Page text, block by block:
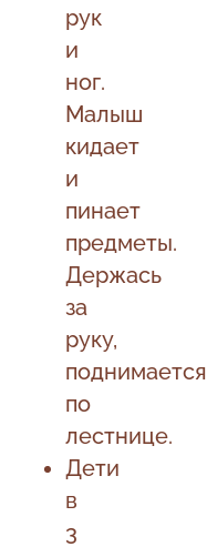
рук
и
ног.
Малыш
кидает
и
пинает
предметы.
Держась
за
руку,
поднимается
по
лестнице.
Дети
в
3